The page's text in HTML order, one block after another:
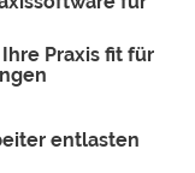
Praxis fit für
entlasten